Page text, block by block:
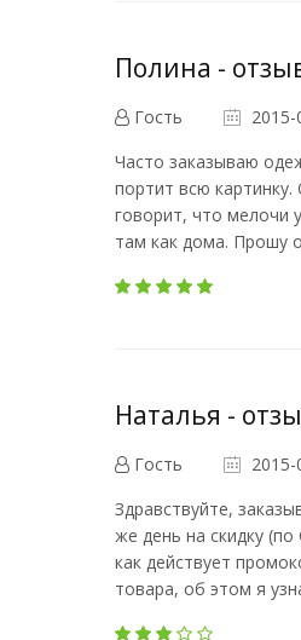
Полина -
Гость 2015-
Часто заказываю
портит всю
говорит, что мелочи
там как дома. Прошу
Наталья -
Гость 2015-
Здравствуйте,
же день на скидку
как действует
товара, об этом я